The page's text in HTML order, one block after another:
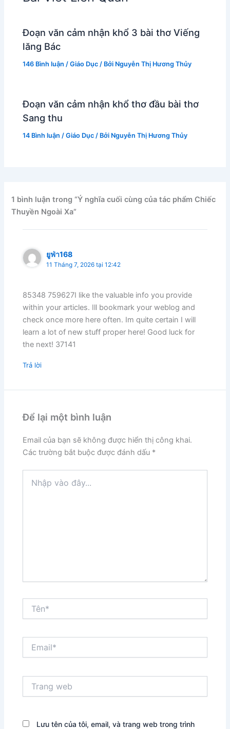
Đoạn văn cảm nhận khổ 3 bài thơ Viếng
lăng Bác
146 Bình luận /Giáo Dục / Bởi Nguyễn Thị Hương Thủy
Đoạn văn cảm nhận khổ thơ đầu bài thơ
Sang thu
14 Bình luận /Giáo Dục / Bởi Nguyễn Thị Hương Thủy
1 bình luận trong “Ý nghĩa cuối cùng của tác phẩm Chiếc
Thuyền Ngoài Xa”
ยูฟ่า168
11 Tháng 7, 2026 tại 12:42
85348 759627I like the valuable info you provide
within your articles. Ill bookmark your weblog and
check once more here often. Im quite certain I will
learn a lot of new stuff proper here! Good luck for
the next! 37141
Trả lời
Để lại một bình luận
Email của bạn sẽ không được hiển thị công khai.
Các trường bắt buộc được đánh dấu *
vào
web
Lưu tên của tôi, email, và trang web trong trình